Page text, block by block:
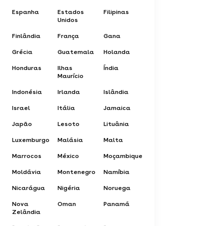
Espanha
Estados
Unidos
Filipinas
Finlândia França Gana
Grécia Guatemala Holanda
Honduras
Ilhas
Maurício
Índia
Indonésia Irlanda Islândia
Israel Itália Jamaica
Japão Lesoto Lituânia
Luxemburgo Malásia Malta
Marrocos México Moçambique
Moldávia Montenegro Namíbia
Nicarágua Nigéria Noruega
Nova
Zelândia
Oman Panamá